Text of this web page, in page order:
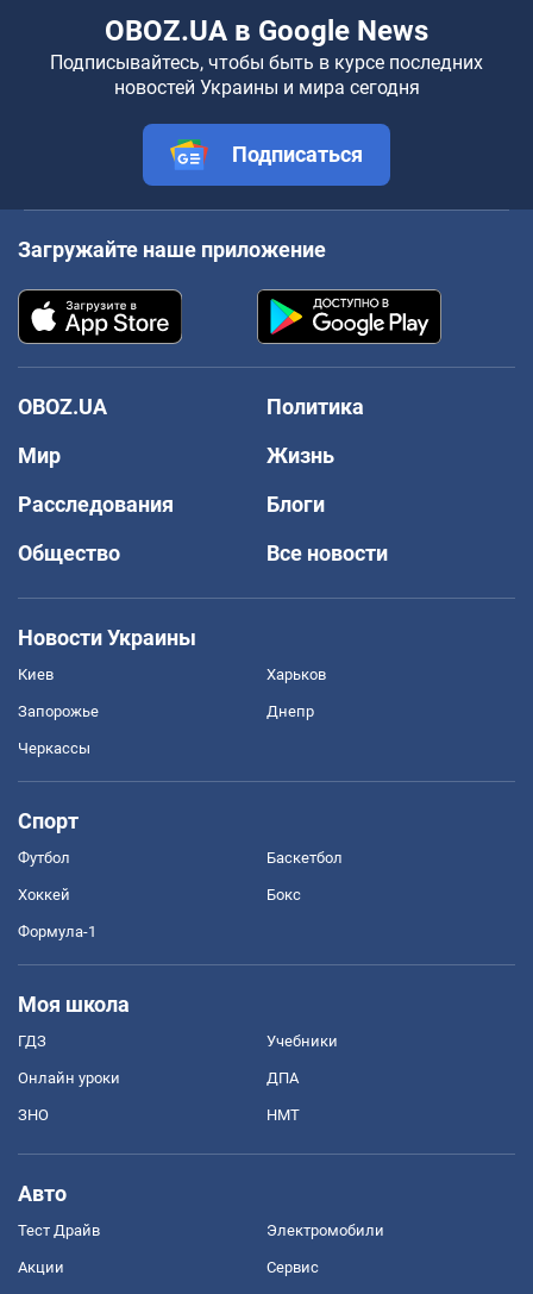
OBOZ.UA в Google News
Подписывайтесь, чтобы быть в курсе последних
новостей Украины и мира сегодня
Подписаться
Загружайте наше приложение
OBOZ.UA
Политика
Мир
Жизнь
Расследования
Блоги
Общество
Все новости
Новости Украины
Киев Харьков
Запорожье Днепр
Черкассы
Спорт
Футбол Баскетбол
Хоккей Бокс
Формула-1
Моя школа
ГДЗ Учебники
Онлайн уроки ДПА
ЗНО НМТ
Авто
Тест Драйв Электромобили
Акции Сервис